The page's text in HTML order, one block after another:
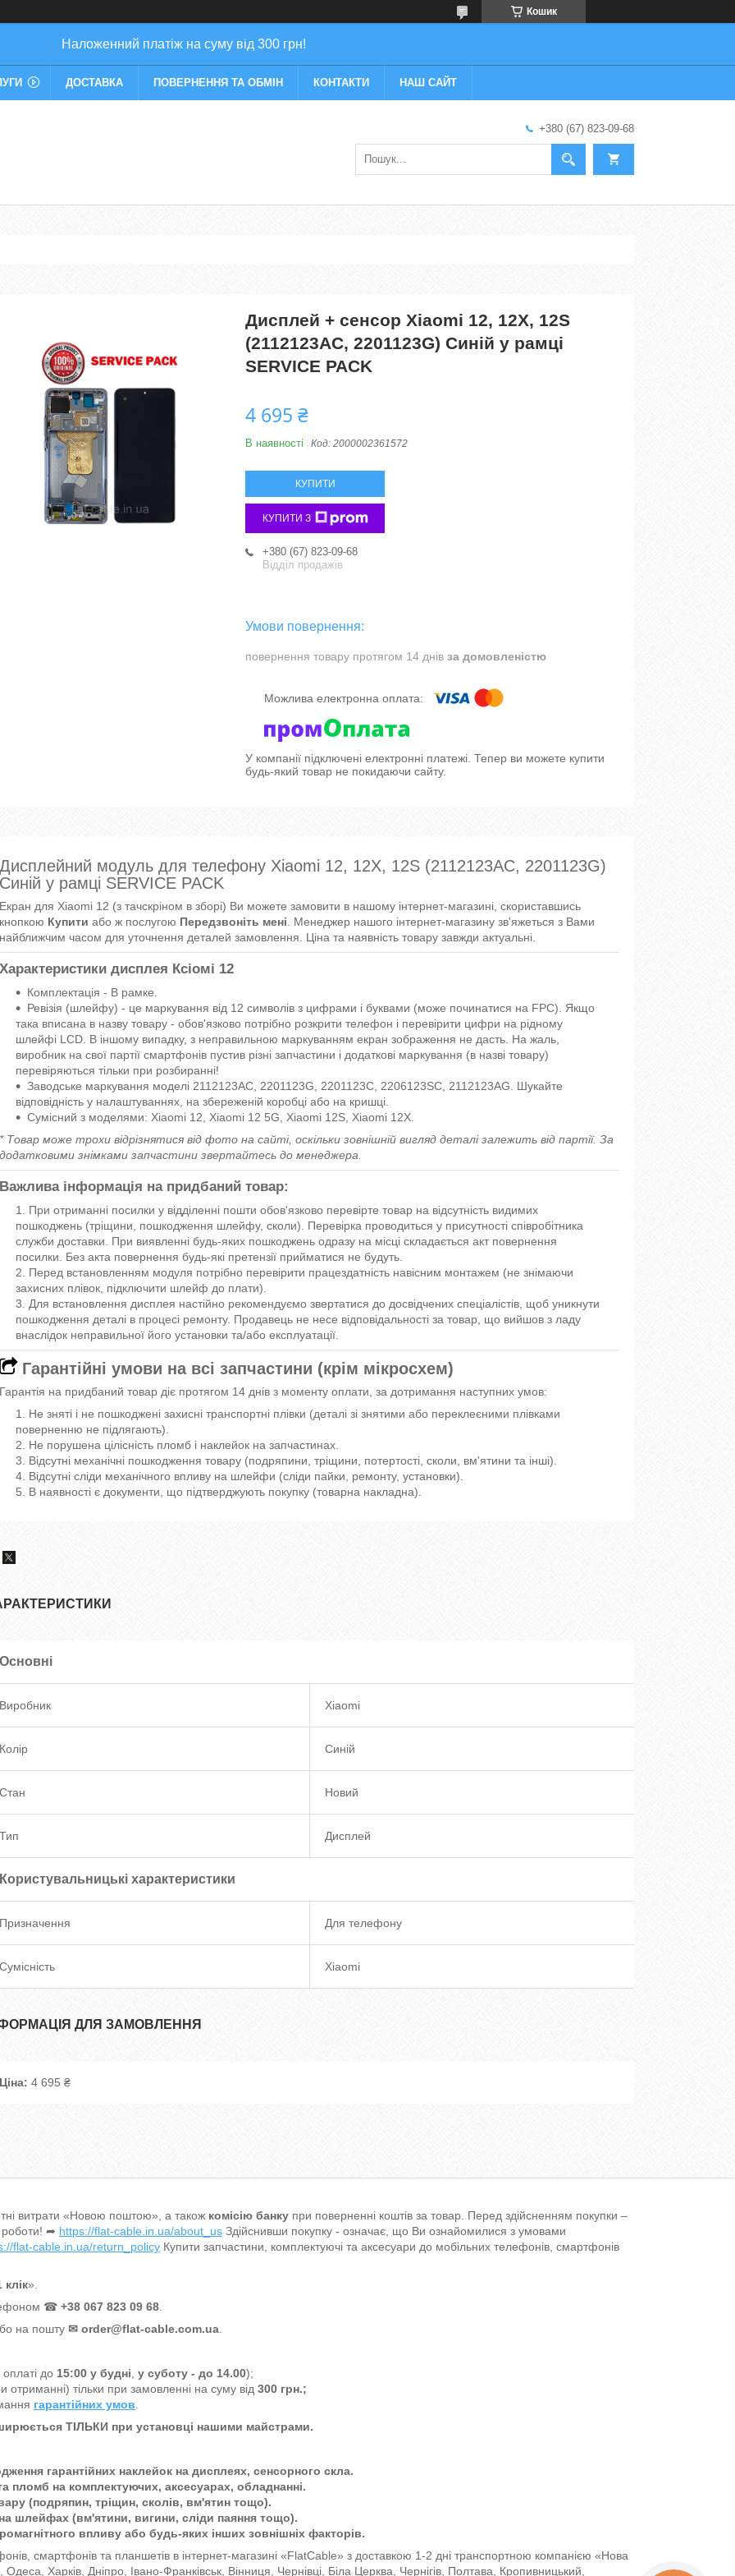
Кошик
Наложенний платіж на суму від 300 грн!
ДОСТАВКА ПОВЕРНЕННЯ ТА ОБМІН КОНТАКТИ НАШ САЙТ
+380 (67) 823-09-68
Дисплей + сенсор Xiaomi 12, 12X, 12S
(2112123AC, 2201123G) Синій у рамці
SERVICE PACK
4 695 ₴
В наявності Код: 2000002361572
КУПИТИ
КУПИТИ З
+380 (67) 823-09-68
Відділ продажів
повернення товару протягом 14 днів за домовленістю
У компанії підключені електронні платежі. Тепер ви можете купити
будь-який товар не покидаючи сайту.
Дисплейний модуль для телефону Xiaomi 12, 12X, 12S (2112123AC, 2201123G)
Синій у рамці SERVICE PACK
Екран для Xiaomi 12 (з тачскріном в зборі) Ви можете замовити в нашому інтернет-магазині, скориставшись
кнопкою Купити або ж послугою Передзвоніть мені. Менеджер нашого інтернет-магазину зв'яжеться з Вами
найближчим часом для уточнення деталей замовлення. Ціна та наявність товару завжди актуальні.
Характеристики дисплея Ксіомі 12
Комплектація - В рамке.
Ревізія (шлейфу) - це маркування від 12 символів з цифрами і буквами (може починатися на FPC). Якщо
така вписана в назву товару - обов'язково потрібно розкрити телефон і перевірити цифри на рідному
шлейфі LCD. В іншому випадку, з неправильною маркуванням екран зображення не дасть. На жаль,
виробник на свої партії смартфонів пустив різні запчастини і додаткові маркування (в назві товару)
перевіряються тільки при розбиранні!
Заводське маркування моделі 2112123AC, 2201123G, 2201123C, 2206123SC, 2112123AG. Шукайте
відповідність у налаштуваннях, на збереженій коробці або на кришці.
Сумісний з моделями: Xiaomi 12, Xiaomi 12 5G, Xiaomi 12S, Xiaomi 12X.
* Товар може трохи відрізнятися від фото на сайті, оскільки зовнішній вигляд деталі залежить від партії. За
додатковими знімками запчастини звертайтесь до менеджера.
Важлива інформація на придбаний товар:
При отриманні посилки у відділенні пошти обов'язково перевірте товар на відсутність видимих
пошкоджень (тріщини, пошкодження шлейфу, сколи). Перевірка проводиться у присутності співробітника
служби доставки. При виявленні будь-яких пошкоджень одразу на місці складається акт повернення
посилки. Без акта повернення будь-які претензії прийматися не будуть.
Перед встановленням модуля потрібно перевірити працездатність навісним монтажем (не знімаючи
захисних плівок, підключити шлейф до плати).
Для встановлення дисплея настійно рекомендуємо звертатися до досвідчених спеціалістів, щоб уникнути
пошкодження деталі в процесі ремонту. Продавець не несе відповідальності за товар, що вийшов з ладу
внаслідок неправильної його установки та/або експлуатації.
Гарантійні умови на всі запчастини (крім мікросхем)
Гарантія на придбаний товар діє протягом 14 днів з моменту оплати, за дотримання наступних умов:
Не зняті і не пошкоджені захисні транспортні плівки (деталі зі знятими або переклеєними плівками
поверненню не підлягають).
Не порушена цілісність пломб і наклейок на запчастинах.
Відсутні механічні пошкодження товару (подряпини, тріщини, потертості, сколи, вм'ятини та інші).
Відсутні сліди механічного впливу на шлейфи (сліди пайки, ремонту, установки).
В наявності є документи, що підтверджують покупку (товарна накладна).
Основні
Виробник Xiaomi
Колір Синій
Стан Новий
Тип Дисплей
Користувальницькі характеристики
Призначення Для телефону
Сумісність Xiaomi
ДЛЯ ЗАМОВЛЕННЯ
Ціна: 4 695 ₴
витрати «Новою поштою», а також комісію банку при поверненні коштів за товар. Перед здійсненням покупки –
роботи! ➦ https://flat-cable.in.ua/about_us Здійснивши покупку - означає, що Ви ознайомилися з умовами
flat-cable.in.ua/return_policy Купити запчастини, комплектуючі та аксесуари до мобільних телефонів, смартфонів
».
☎ +38 067 823 09 68.
на пошту ✉ order@flat-cable.com.ua.
до 15:00 у будні, у суботу - до 14.00);
отриманні) тільки при замовленні на суму від 300 грн.;
гарантійних умов.
ТІЛЬКИ при установці нашими майстрами.
гарантійних наклейок на дисплеях, сенсорного скла.
пломб на комплектуючих, аксесуарах, обладнанні.
(подряпин, тріщин, сколів, вм'ятин тощо).
на шлейфах (вм'ятини, вигини, сліди паяння тощо).
впливу або будь-яких інших зовнішніх факторів.
смартфонів та планшетів в інтернет-магазині «FlatCable» з доставкою 1-2 дні транспортною компанією «Нова
Одеса, Харків, Дніпро, Івано-Франківськ, Вінниця, Чернівці, Біла Церква, Чернігів, Полтава, Кропивницький,